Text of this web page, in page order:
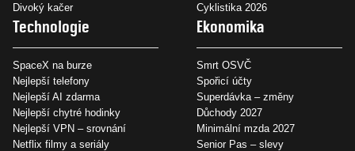
Divoký kačer
Cyklistika 2026
Technologie
SpaceX na burze
Nejlepší telefony
Nejlepší AI zdarma
Nejlepší chytré hodinky
Nejlepší VPN – srovnání
Netflix filmy a seriály
Ekonomika
Smrt OSVČ
Spořicí účty
Superdávka – změny
Důchody 2027
Minimální mzda 2027
Senior Pas – slevy